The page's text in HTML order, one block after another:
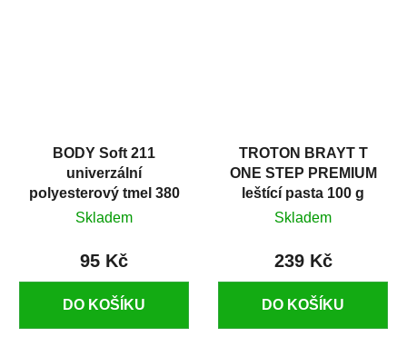
BODY Soft 211
univerzální
polyesterový tmel 380
g
Skladem
95 Kč
DO KOŠÍKU
TROTON BRAYT T
ONE STEP PREMIUM
leštící pasta 100 g
Skladem
239 Kč
DO KOŠÍKU